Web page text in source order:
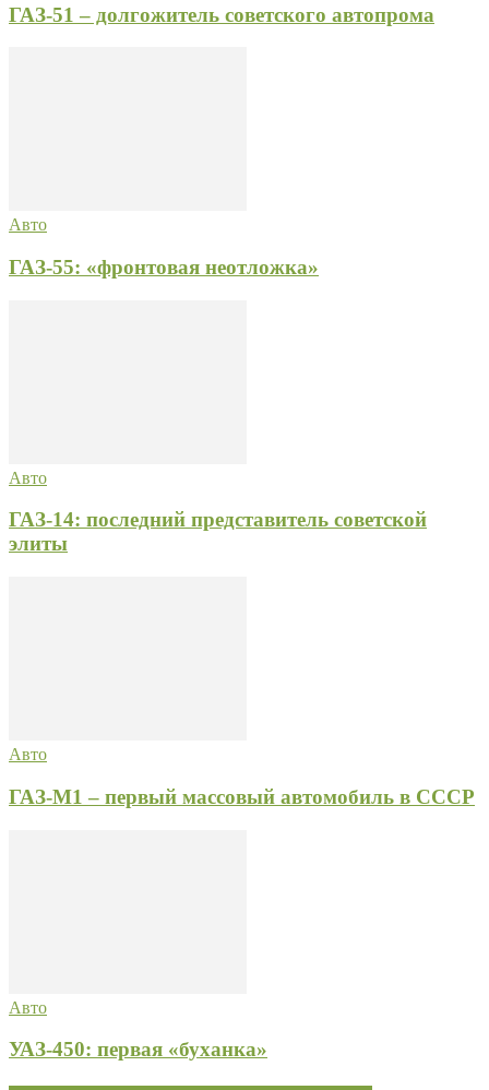
ГАЗ-51 – долгожитель советского автопрома
Авто
ГАЗ-55: «фронтовая неотложка»
Авто
ГАЗ-14: последний представитель советской
элиты
Авто
ГАЗ-М1 – первый массовый автомобиль в СССР
Авто
УАЗ-450: первая «буханка»